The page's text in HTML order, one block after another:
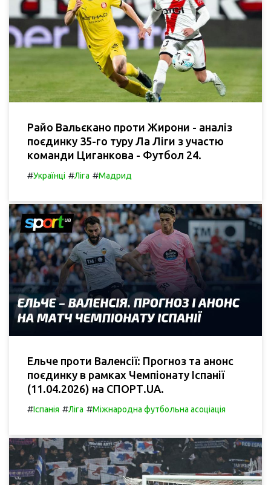
Райо Вальєкано проти Жирони - аналіз
поєдинку 35-го туру Ла Ліги з участю
команди Циганкова - Футбол 24.
#Українці #Ліга #Мадрид
Ельче проти Валенсії: Прогноз та анонс
поєдинку в рамках Чемпіонату Іспанії
(11.04.2026) на СПОРТ.UA.
#Іспанія #Ліга #Міжнародна футбольна асоціація